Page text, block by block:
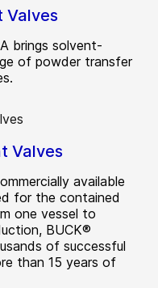
Valves
brings solvent-
of powder transfer
Valves
available
for the contained
one vessel to
BUCK®
of successful
than 15 years of